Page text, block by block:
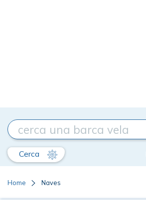
Cerca
Home Naves